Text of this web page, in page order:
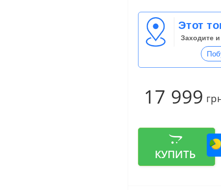
Этот
Заходите
17 999
КУПИТЬ